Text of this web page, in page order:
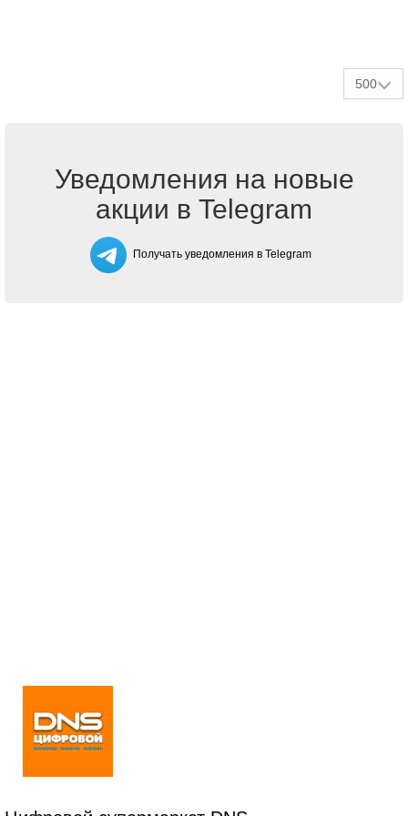
500
Уведомления на новые
акции в Telegram
Получать уведомления в Telegram